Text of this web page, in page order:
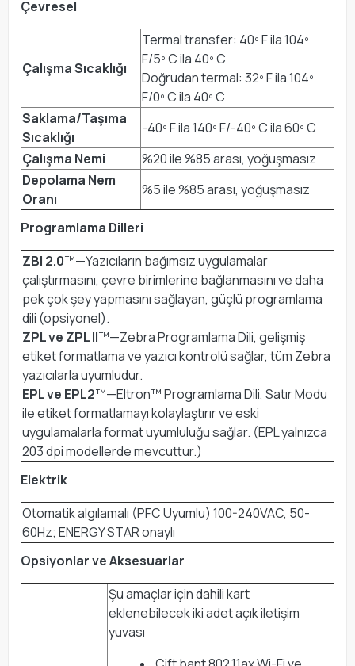
Çevresel
Çalışma Sıcaklığı
Termal transfer: 40º F ila 104º
F/5º C ila 40º C
Doğrudan termal: 32º F ila 104º
F/0º C ila 40º C
Saklama/Taşıma
Sıcaklığı
-40º F ila 140º F/-40º C ila 60º C
Çalışma Nemi
%20 ile %85 arası, yoğuşmasız
Depolama Nem
Oranı
%5 ile %85 arası, yoğuşmasız
Programlama Dilleri
ZBI 2.0™—Yazıcıların bağımsız uygulamalar
çalıştırmasını, çevre birimlerine bağlanmasını ve daha
pek çok şey yapmasını sağlayan, güçlü programlama
dili (opsiyonel).
ZPL ve ZPL II™—Zebra Programlama Dili, gelişmiş
etiket formatlama ve yazıcı kontrolü sağlar, tüm Zebra
yazıcılarla uyumludur.
EPL ve EPL2™—Eltron™ Programlama Dili, Satır Modu
ile etiket formatlamayı kolaylaştırır ve eski
uygulamalarla format uyumluluğu sağlar. (EPL yalnızca
203 dpi modellerde mevcuttur.)
Elektrik
Otomatik algılamalı (PFC Uyumlu) 100-240VAC, 50-
60Hz; ENERGY STAR onaylı
Opsiyonlar ve Aksesuarlar
Şu amaçlar için dahili kart
eklenebilecek iki adet açık iletişim
yuvası